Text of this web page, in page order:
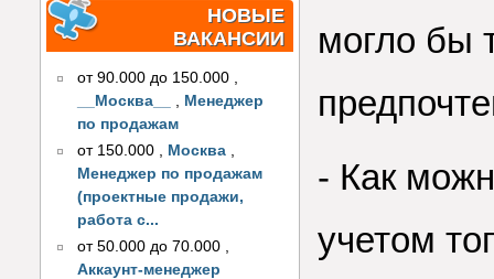
НОВЫЕ
ВАКАНСИИ
от 90.000 до 150.000 ,
__Москва__
, Менеджер
по продажам
от 150.000
Москва
Менеджер по продажам
(проектные продажи,
работа с...
от 50.000 до 70.000
Аккаунт-менеджер
могло бы
- Как
учетом